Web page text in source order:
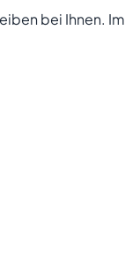
bei Ihnen.